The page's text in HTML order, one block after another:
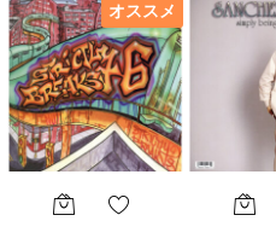
オススメ